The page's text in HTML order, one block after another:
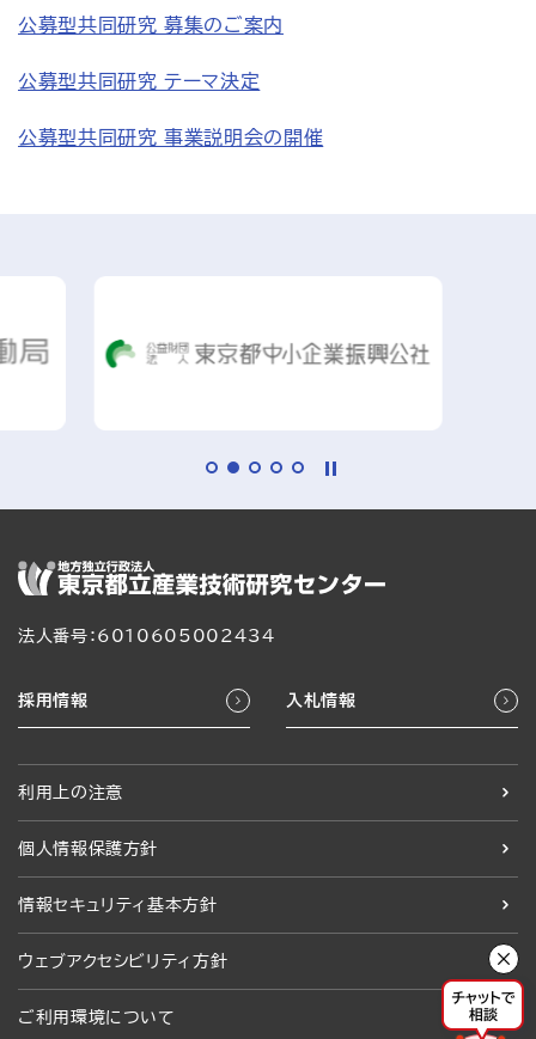
公募型共同研究 募集のご案内
公募型共同研究 テーマ決定
公募型共同研究 事業説明会の開催
法人番号：6010605002434
採用情報 入札情報
利用上の注意
個人情報保護方針
情報セキュリティ基本方針
ウェブアクセシビリティ方針
ご利用環境について